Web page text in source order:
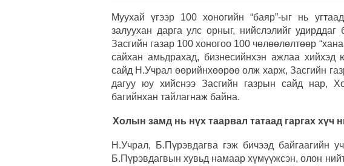
Муухай үгээр 100 хоногийн “баяр”-ыг нь
залуухан дарга улс орныг, нийслэлийг
Засгийн газар 100 хоногоо 100 чөлөөлөлтөөр
сайхан амьдрахад, бизнесийнхэн ажлаа
сайд Н.Учрал өөрийнхөөрөө олж харж, Засгийн
дагуу юу хийснээ Засгийн газрын сайд нар,
багийнхан тайлагнаж байна.
Холын замд нь нүх таарвал татаад гаргах хүч
Н.Учрал, Б.Пүрэвдагва гэж бичээд байгаагийн
Б.Пүрэвдагвын хувьд намаар хүмүүжсэн, олон